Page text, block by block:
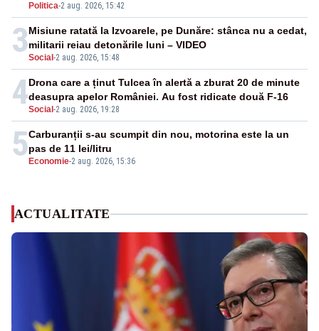
Politica-2 aug. 2026, 15:42
3Social -2 aug. 2026, 15:48
Misiune ratată la Izvoarele, pe Dunăre: stânca nu a cedat,
militarii reiau detonările luni – VIDEO
4Social -2 aug. 2026, 19:28
Drona care a ținut Tulcea în alertă a zburat 20 de minute
deasupra apelor României. Au fost ridicate două F-16
5 Economie-2 aug. 2026, 15:36
Carburanții s-au scumpit din nou, motorina este la un
pas de 11 lei/litru
ACTUALITATE